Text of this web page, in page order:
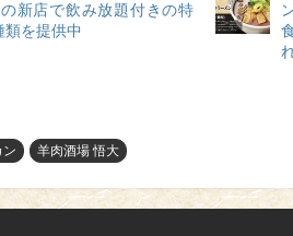
新店で飲み放題付きの特
類を提供中
ン 羊肉酒場 悟大